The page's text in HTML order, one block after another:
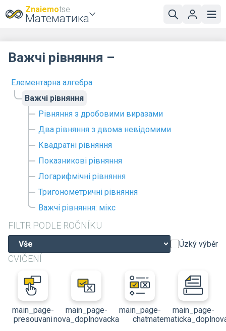
Znaiemotse
Математика
Елементарна алгебра
Важчі рівняння
Рівняння з дробовими виразами
Два рівняння з двома невідомими
Квадратні рівняння
Показникові рівняння
Логарифмічні рівняння
Тригонометричні рівняння
Важчі рівняння: мікс
FILTR PODLE ROČNÍKU
Úzký výběr
CVIČENÍ
main_page-
presouvani
main_page-
nova_doplnovacka
main_page-
chat
main_page-
Важчі рівняння –